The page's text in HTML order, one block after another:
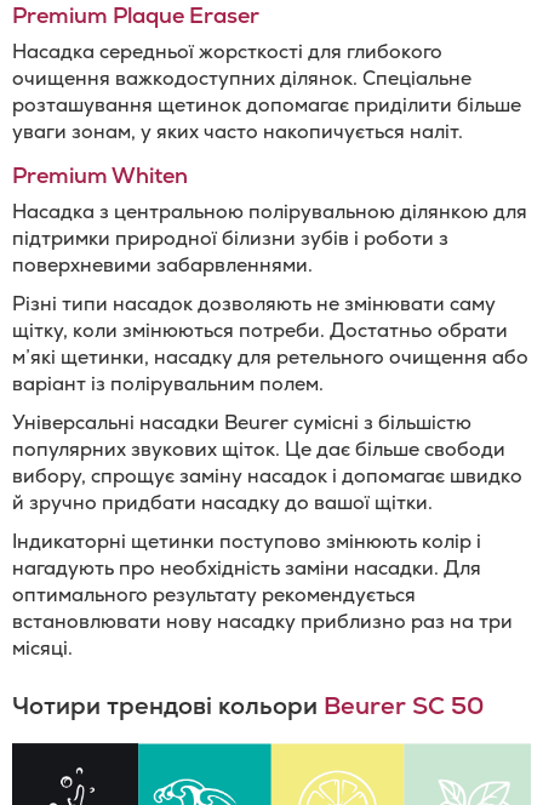
Premium Plaque Eraser
Насадка середньої жорсткості для глибокого
очищення важкодоступних ділянок. Спеціальне
розташування щетинок допомагає приділити більше
уваги зонам, у яких часто накопичується наліт.
Premium Whiten
Насадка з центральною полірувальною ділянкою для
підтримки природної білизни зубів і роботи з
поверхневими забарвленнями.
Різні типи насадок дозволяють не змінювати саму
щітку, коли змінюються потреби. Достатньо обрати
м’які щетинки, насадку для ретельного очищення або
варіант із полірувальним полем.
Універсальні насадки Beurer сумісні з більшістю
популярних звукових щіток. Це дає більше свободи
вибору, спрощує заміну насадок і допомагає швидко
й зручно придбати насадку до вашої щітки.
Індикаторні щетинки поступово змінюють колір і
нагадують про необхідність заміни насадки. Для
оптимального результату рекомендується
встановлювати нову насадку приблизно раз на три
місяці.
Чотири трендові кольори Beurer SC 50